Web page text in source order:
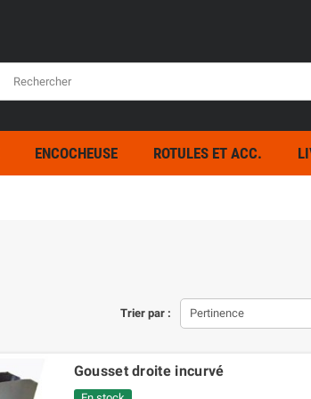
ENCOCHEUSE ROTULES ET ACC.
Trier par : Pertinence
Gousset droite incurvé